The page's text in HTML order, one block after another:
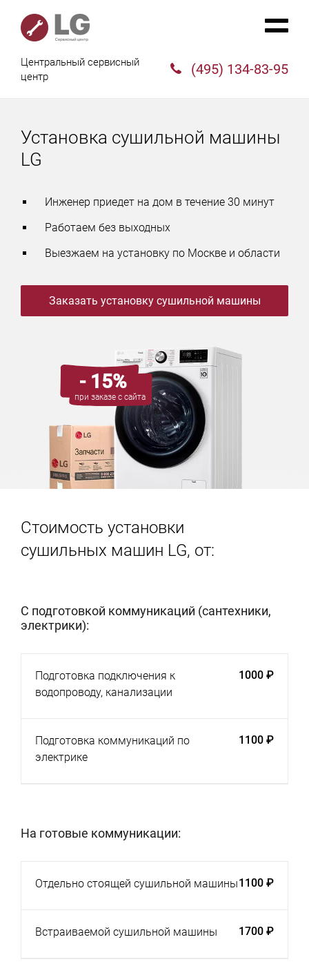
Центральный сервисный
центр
(495) 134-83-95
- 15%
при заказе с сайта
Установка сушильной машины
LG
Инженер приедет на дом в течение 30 минут
Работаем без выходных
Выезжаем на установку по Москве и области
Заказать установку сушильной машины
Стоимость установки
сушильных машин LG, от:
С подготовкой коммуникаций (сантехники,
электрики):
Подготовка подключения к
водопроводу, канализации
1000 ₽
Подготовка коммуникаций по
электрике
1100 ₽
На готовые коммуникации:
Отдельно стоящей сушильной машины1100 ₽
Встраиваемой сушильной машины 1700 ₽